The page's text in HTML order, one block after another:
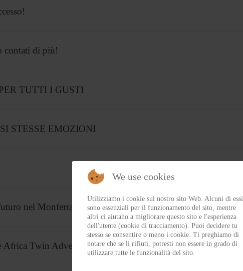
contati di più!
TUTTI I GUSTI
STESSE EMOZIONI
nel Monferrato
Twin Adventure Sports 2020
We use cookies
Utilizziamo i cookie sul nostro sito Web. Alcuni di essi
sono essenziali per il funzionamento del sito, mentre
altri ci aiutano a migliorare questo sito e l'esperienza
dell'utente (cookie di tracciamento). Puoi decidere tu
stesso se consentire o meno i cookie. Ti preghiamo di
notare che se li rifiuti, potresti non essere in grado di
utilizzare tutte le funzionalità del sito.